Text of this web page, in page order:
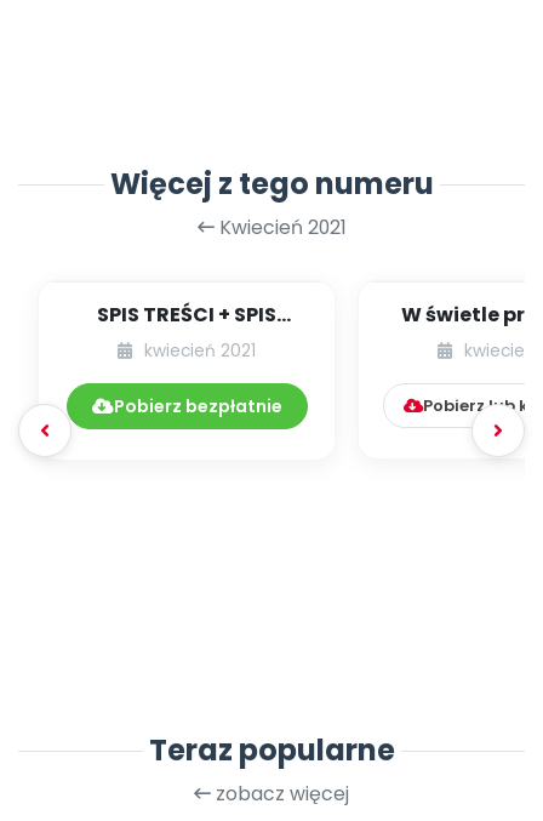
Więcej z tego numeru
Kwiecień 2021
SPIS TREŚCI + SPIS
POMOCY
DYDAKTYCZNYCH
04.235/2021
kwiecień 2021
Pobierz bezpłatnie
W świetle
47] [kącik
kwiecień
Pobierz lub
Teraz popularne
zobacz więcej